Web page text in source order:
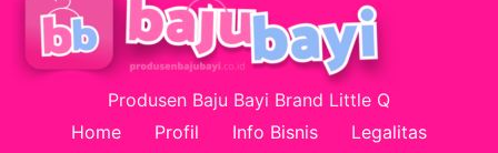
Produsen Baju Bayi Brand Little Q
Home
Profil Info Bisnis Legalitas